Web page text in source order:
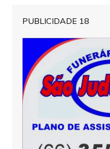
PUBLICIDADE 18